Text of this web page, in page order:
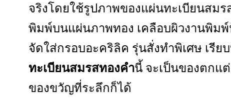
จริงโดยใช้รูปภาพของแผ่นทะเบียนสม
พิมพ์บนแผ่นภาพทอง เคลือบผิวงานพิม
จัดใส่กรอบอะคริลิค รุ่นสั่งทำพิเศษ เรี
ทะเบียนสมรสทองคำนี้ จะเป็นของตกแ
ของขวัญที่ระลึกก็ได้